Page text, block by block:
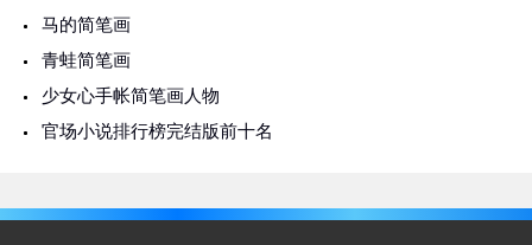
马的简笔画
青蛙简笔画
少女心手帐简笔画人物
官场小说排行榜完结版前十名